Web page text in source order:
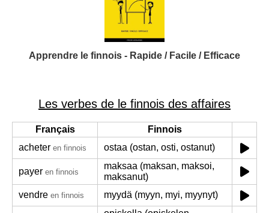
Apprendre le finnois - Rapide / Facile / Efficace
Les verbes de le finnois des affaires
Français
Finnois
acheter en finnois ostaa (ostan, osti, ostanut)
payer en finnois
maksaa (maksan, maksoi,
maksanut)
vendre en finnois myydä (myyn, myi, myynyt)